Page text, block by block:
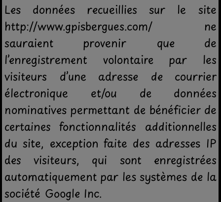
Les données recueillies sur le site
http://www.gpisbergues.com/ ne
sauraient provenir que de
l’enregistrement volontaire par les
visiteurs d’une adresse de courrier
électronique et/ou de données
nominatives permettant de bénéficier de
certaines fonctionnalités additionnelles
du site, exception faite des adresses IP
des visiteurs, qui sont enregistrées
automatiquement par les systèmes de la
société Google Inc.